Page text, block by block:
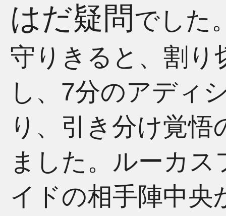
はだ疑問でした
守りきると、割り
し、7分のアディ
り、引き分け覚
ました。ルーカ
イドの相手陣中